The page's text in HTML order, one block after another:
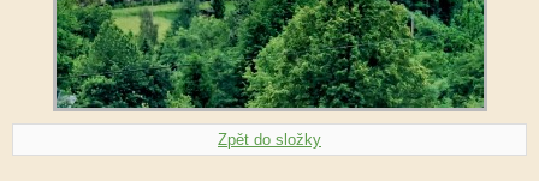
Zpět do složky